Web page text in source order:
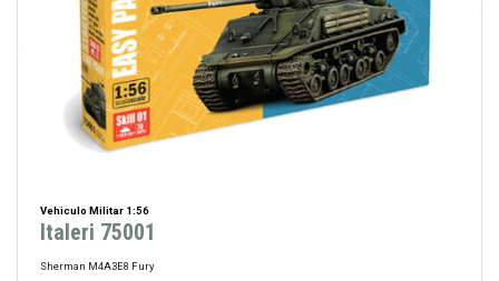
Vehiculo Militar 1:56
Italeri 75001
Sherman M4A3E8 Fury